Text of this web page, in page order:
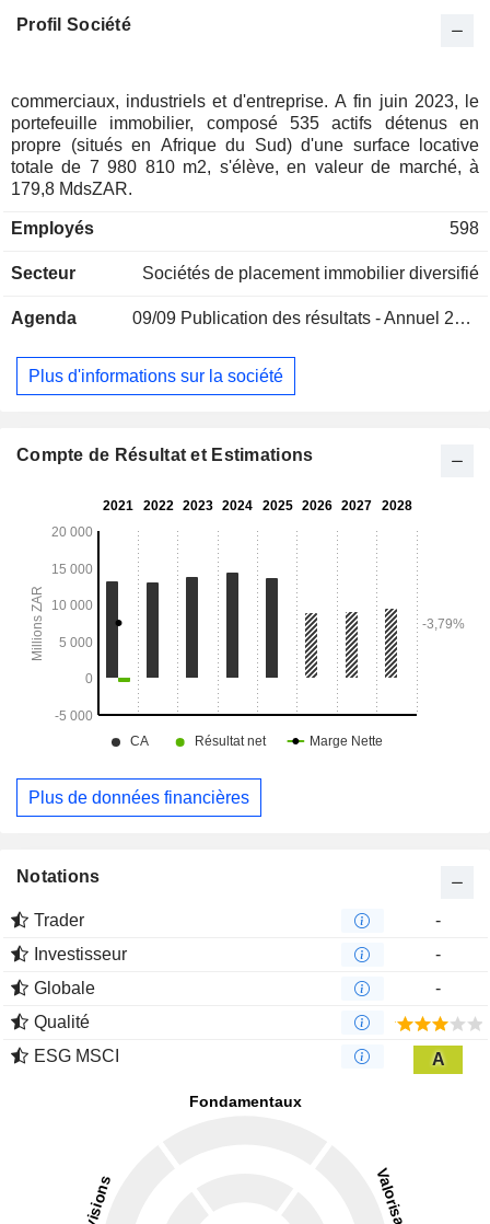
Profil Société
commerciaux, industriels et d'entreprise. A fin juin 2023, le
portefeuille immobilier, composé 535 actifs détenus en
propre (situés en Afrique du Sud) d'une surface locative
totale de 7 980 810 m2, s'élève, en valeur de marché, à
179,8 MdsZAR.
Employés 598
Secteur Sociétés de placement immobilier diversifié
Agenda 09/09 Publication des résultats - Annuel 2026
Plus d'informations sur la société
Compte de Résultat et Estimations
Plus de données financières
Notations
Trader
-
Investisseur
-
Globale
-
Qualité
ESG MSCI
A